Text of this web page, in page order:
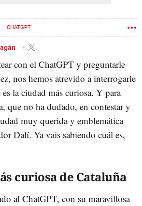
CHATGPT
con el ChatGPT y preguntarle
nos hemos atrevido a interrogarle
es la ciudad más curiosa. Y para
que no ha dudado, en contestar y
muy querida y emblemática
Dalí. Ya vais sabiendo cuál es,
curiosa de Cataluña
al ChatGPT, con su maravillosa